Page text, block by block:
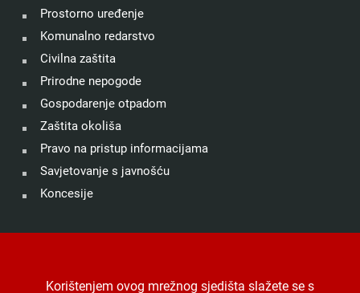
Prostorno uređenje
Komunalno redarstvo
Civilna zaštita
Prirodne nepogode
Gospodarenje otpadom
Zaštita okoliša
Pravo na pristup informacijama
Savjetovanje s javnošću
Koncesije
Korištenjem ovog mrežnog sjedišta slažete se s